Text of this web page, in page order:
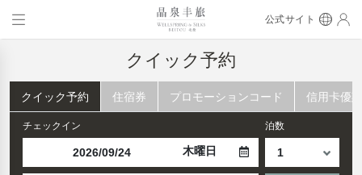
公式サイト
クイック予約
クイック予約 住宿券 プロモーションコード 信用卡優惠
チェックイン
木曜日
泊数